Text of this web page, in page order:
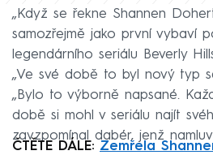
„Když se řekne Shannen
samozřejmě jako první vybaví
legendárního seriálu Beverly
„Ve své době to byl nový typ
„Bylo to výborně napsané.
době si mohl v seriálu najít
zavzpomínal dabér, jenž
ČTĚTE DÁLE: Zemřela